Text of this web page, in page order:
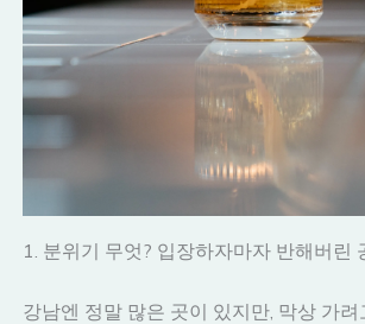
1. 분위기 무엇? 입장하자마자 반해버린
강남엔 정말 많은 곳이 있지만, 막상 가